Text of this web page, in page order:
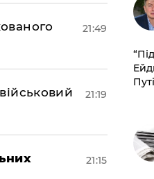
21:49
21:19
21:15